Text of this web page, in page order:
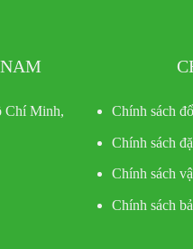
Chí Minh,
Chính sách
Chính sách
Chính sách
Chính sách